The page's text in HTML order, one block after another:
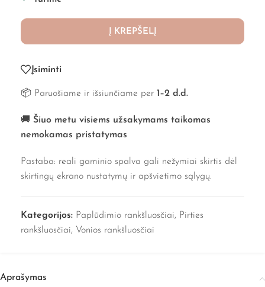
Į KREPŠELĮ
Įsiminti
📦 Paruošiame ir išsiunčiame per 1–2 d.d.
🚚 Šiuo metu visiems užsakymams taikomas
nemokamas pristatymas
Pastaba: reali gaminio spalva gali nežymiai skirtis dėl
skirtingų ekrano nustatymų ir apšvietimo sąlygų.
Kategorijos: Paplūdimio rankšluosčiai, Pirties
rankšluosčiai, Vonios rankšluosčiai
Aprašymas